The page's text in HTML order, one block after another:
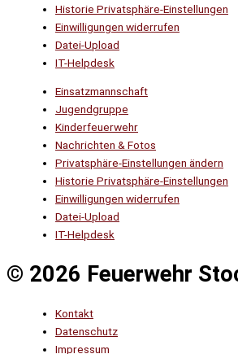
Historie Privatsphäre-Einstellungen
Einwilligungen widerrufen
Datei-Upload
IT-Helpdesk
Einsatzmannschaft
Jugendgruppe
Kinderfeuerwehr
Nachrichten & Fotos
Privatsphäre-Einstellungen ändern
Historie Privatsphäre-Einstellungen
Einwilligungen widerrufen
Datei-Upload
IT-Helpdesk
© 2026 Feuerwehr
Kontakt
Datenschutz
Impressum